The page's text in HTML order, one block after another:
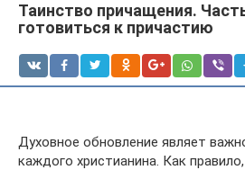
Таинство причащения.
готовиться к причастию
Духовное обновление являет
каждого христианина. Как